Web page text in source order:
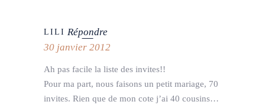
LILI Répondre
30 janvier 2012
Ah pas facile la liste des invites!!
Pour ma part, nous faisons un petit mariage, 70
invites. Rien que de mon cote j’ai 40 cousins…